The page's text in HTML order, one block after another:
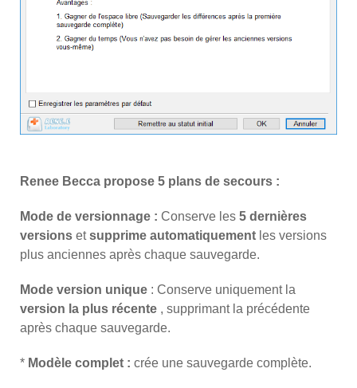
Renee Becca propose 5 plans de secours :
Mode de versionnage : Conserve les 5 dernières
versions etsupprime automatiquement les versions
plus anciennes après chaque sauvegarde.
Mode version unique : Conserve uniquement la
version la plus récente , supprimant la précédente
après chaque sauvegarde.
* Modèle complet : crée une sauvegarde complète.